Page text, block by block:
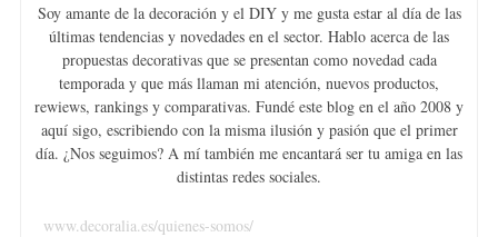
Soy amante de la decoración y el DIY y me gusta estar al día de las
últimas tendencias y novedades en el sector. Hablo acerca de las
propuestas decorativas que se presentan como novedad cada
temporada y que más llaman mi atención, nuevos productos,
rewiews, rankings y comparativas. Fundé este blog en el año 2008 y
aquí sigo, escribiendo con la misma ilusión y pasión que el primer
día. ¿Nos seguimos? A mí también me encantará ser tu amiga en las
distintas redes sociales.
www.decoralia.es/quienes-somos/